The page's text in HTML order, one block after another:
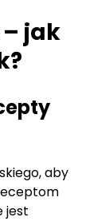
jak
aby
jest